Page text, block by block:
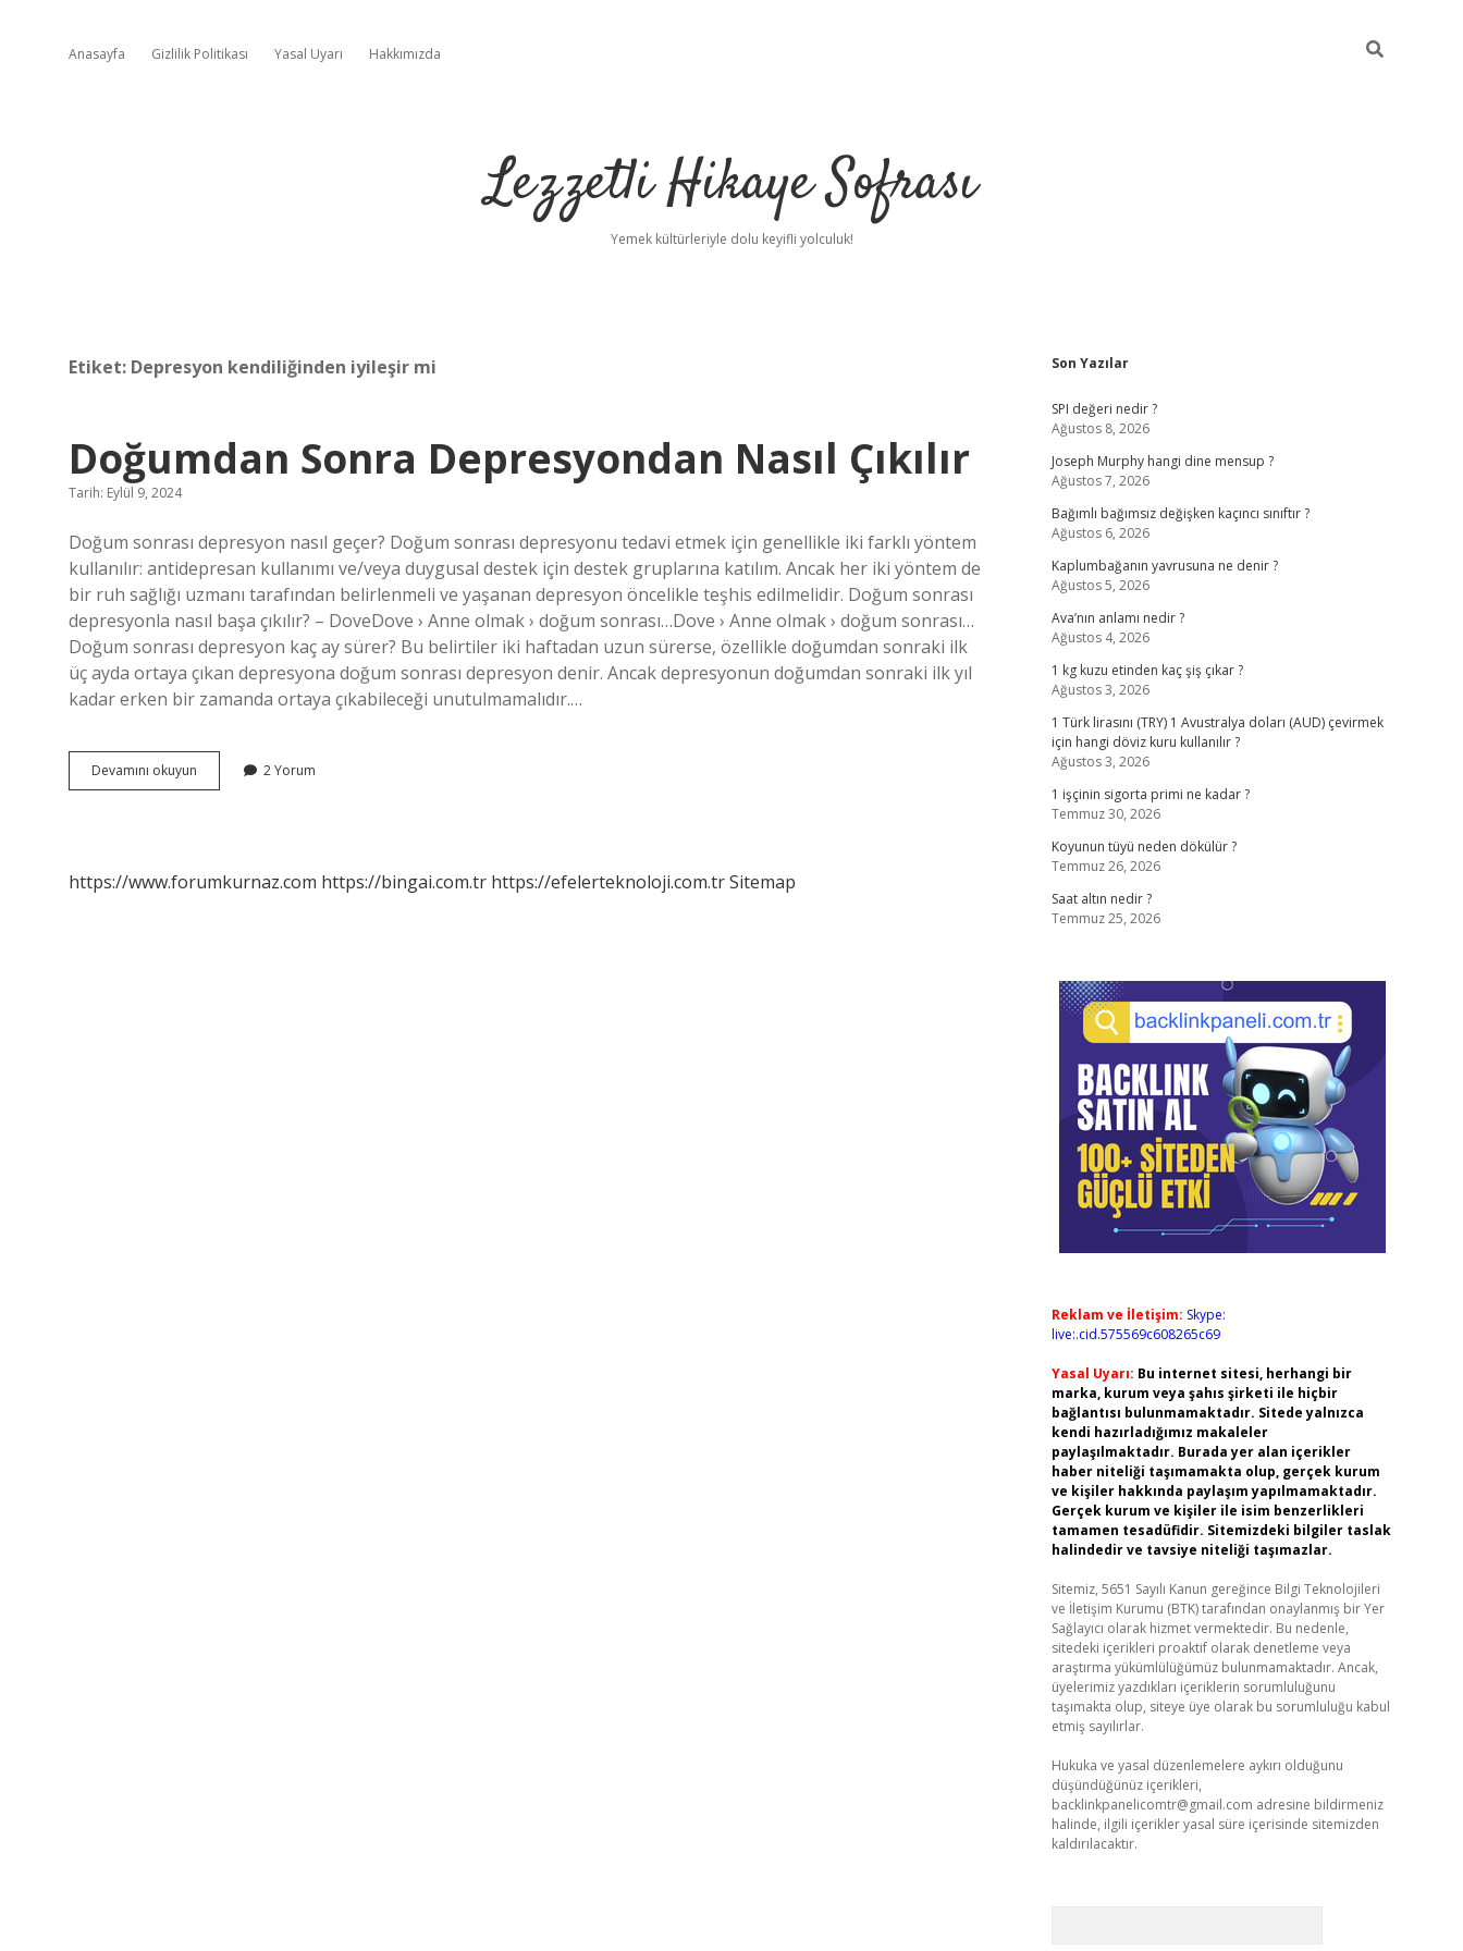
Anasayfa Gizlilik Politikası Yasal Uyarı Hakkımızda
Lezzetli Hikaye Sofrası
Yemek kültürleriyle dolu keyifli yolculuk!
Etiket: Depresyon kendiliğinden iyileşir mi
Doğumdan Sonra Depresyondan Nasıl Çıkılır
Tarih: Eylül 9, 2024
Doğum sonrası depresyon nasıl geçer? Doğum sonrası depresyonu tedavi etmek için genellikle iki farklı yöntem
kullanılır: antidepresan kullanımı ve/veya duygusal destek için destek gruplarına katılım. Ancak her iki yöntem de
bir ruh sağlığı uzmanı tarafından belirlenmeli ve yaşanan depresyon öncelikle teşhis edilmelidir. Doğum sonrası
depresyonla nasıl başa çıkılır? – DoveDove › Anne olmak › doğum sonrası…Dove › Anne olmak › doğum sonrası…
Doğum sonrası depresyon kaç ay sürer? Bu belirtiler iki haftadan uzun sürerse, özellikle doğumdan sonraki ilk
üç ayda ortaya çıkan depresyona doğum sonrası depresyon denir. Ancak depresyonun doğumdan sonraki ilk yıl
kadar erken bir zamanda ortaya çıkabileceği unutulmamalıdır.…
Devamını okuyun Doğumdan
Sonra
2 Yorum
https://www.forumkurnaz.com https://bingai.com.tr https://efelerteknoloji.com.trSitemap
Sidebar
Son Yazılar
SPI değeri nedir ?
Ağustos 8, 2026
Joseph Murphy hangi dine mensup ?
Ağustos 7, 2026
Bağımlı bağımsız değişken kaçıncı sınıftır ?
Ağustos 6, 2026
Kaplumbağanın yavrusuna ne denir ?
Ağustos 5, 2026
Ava’nın anlamı nedir ?
Ağustos 4, 2026
1 kg kuzu etinden kaç şiş çıkar ?
Ağustos 3, 2026
1 Türk lirasını (TRY) 1 Avustralya doları (AUD) çevirmek
için hangi döviz kuru kullanılır ?
Ağustos 3, 2026
1 işçinin sigorta primi ne kadar ?
Temmuz 30, 2026
Koyunun tüyü neden dökülür ?
Temmuz 26, 2026
Saat altın nedir ?
Temmuz 25, 2026
Reklam ve İletişim: Skype:
live:.cid.575569c608265c69
Yasal Uyarı: Bu internet sitesi, herhangi bir
marka, kurum veya şahıs şirketi ile hiçbir
bağlantısı bulunmamaktadır. Sitede yalnızca
kendi hazırladığımız makaleler
paylaşılmaktadır. Burada yer alan içerikler
haber niteliği taşımamakta olup, gerçek kurum
ve kişiler hakkında paylaşım yapılmamaktadır.
Gerçek kurum ve kişiler ile isim benzerlikleri
tamamen tesadüfidir. Sitemizdeki bilgiler taslak
halindedir ve tavsiye niteliği taşımazlar.
Sitemiz, 5651 Sayılı Kanun gereğince Bilgi Teknolojileri
ve İletişim Kurumu (BTK) tarafından onaylanmış bir Yer
Sağlayıcı olarak hizmet vermektedir. Bu nedenle,
sitedeki içerikleri proaktif olarak denetleme veya
araştırma yükümlülüğümüz bulunmamaktadır. Ancak,
üyelerimiz yazdıkları içeriklerin sorumluluğunu
taşımakta olup, siteye üye olarak bu sorumluluğu kabul
etmiş sayılırlar.
Hukuka ve yasal düzenlemelere aykırı olduğunu
düşündüğünüz içerikleri,
backlinkpanelicomtr@gmail.com adresine bildirmeniz
halinde, ilgili içerikler yasal süre içerisinde sitemizden
kaldırılacaktır.